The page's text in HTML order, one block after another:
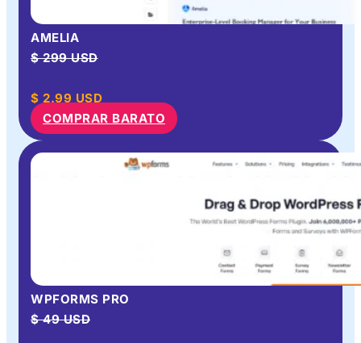
AMELIA
$ 299 USD
$ 2.99 USD
COMPRAR BARATO
WPFORMS PRO
$ 49 USD